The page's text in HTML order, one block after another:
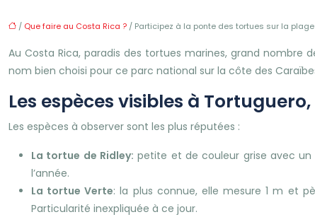
/ Que faire au Costa Rica ? / Participez à la ponte des tortues sur la
Au Costa Rica, paradis des tortues marines, grand nombre
nom bien choisi pour ce parc national sur la côte des
Les espèces visibles à
Les espèces à observer sont les plus réputées :
La tortue de Ridley: petite et de couleur grise avec
l’année.
La tortue Verte: la plus connue, elle mesure 1 m et
Particularité inexpliquée à ce jour.